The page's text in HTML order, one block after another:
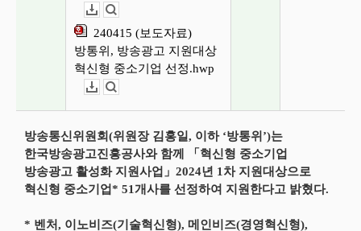
240415 (보도자료)
방통위, 방송광고 지원대상
혁신형 중소기업 선정.hwp
방송통신위원회(위원장 김홍일, 이하 ‘방통위’)는
한국방송광고진흥공사와 함께 「혁신형 중소기업
방송광고 활성화 지원사업」2024년 1차 지원대상으로
혁신형 중소기업* 51개사를 선정하여 지원한다고 밝혔다.
* 벤처, 이노비즈(기술혁신형), 메인비즈(경영혁신형),